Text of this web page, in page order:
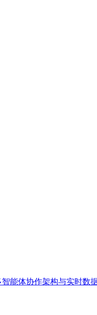
能体协作架构与实时数